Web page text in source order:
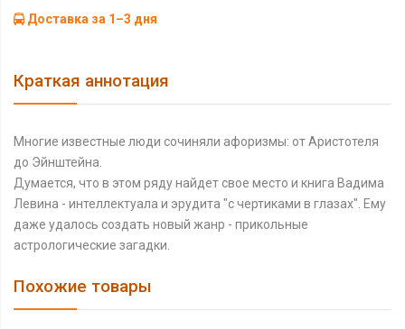
Доставка за 1–3 дня
Краткая аннотация
Многие известные люди сочиняли афоризмы: от Аристотеля
до Эйнштейна.
Думается, что в этом ряду найдет свое место и книга Вадима
Левина - интеллектуала и эрудита "с чертиками в глазах". Ему
даже удалось создать новый жанр - прикольные
астрологические загадки.
Похожие товары